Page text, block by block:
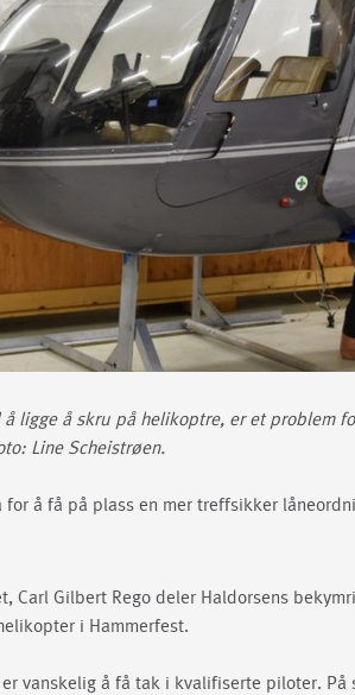
ligge å skru på helikoptre, er et problem
Line Scheistrøen.
for å få på plass en mer treffsikker
Carl Gilbert Rego deler Haldorsens
i Hammerfest.
vanskelig å få tak i kvalifiserte piloter. På